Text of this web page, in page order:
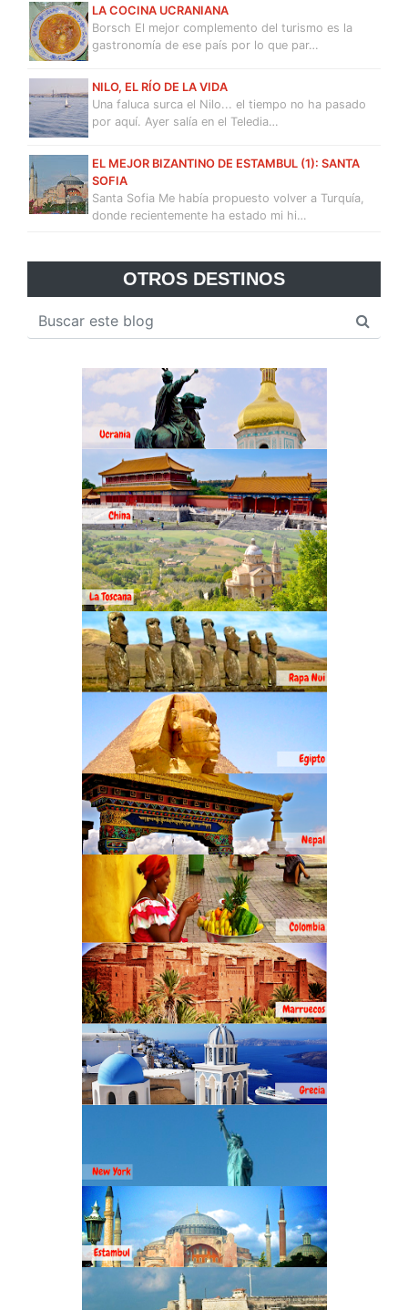
LA COCINA UCRANIANA
Borsch El mejor complemento del turismo es la
gastronomía de ese país por lo que par…
NILO, EL RÍO DE LA VIDA
Una faluca surca el Nilo... el tiempo no ha pasado
por aquí. Ayer salía en el Teledia…
EL MEJOR BIZANTINO DE ESTAMBUL (1): SANTA
SOFIA
Santa Sofia Me había propuesto volver a Turquía,
donde recientemente ha estado mi hi…
OTROS DESTINOS